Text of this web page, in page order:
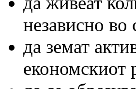
независно во
да земат
економскиот